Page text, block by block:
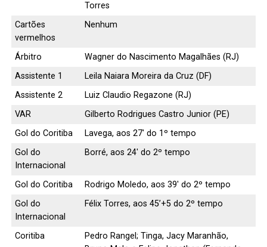
Torres
Cartões
vermelhos
Nenhum
Árbitro
Wagner do Nascimento Magalhães (RJ)
Assistente 1
Leila Naiara Moreira da Cruz (DF)
Assistente 2
Luiz Claudio Regazone (RJ)
VAR
Gilberto Rodrigues Castro Junior (PE)
Gol do Coritiba
Lavega, aos 27′ do 1º tempo
Gol do
Internacional
Borré, aos 24′ do 2º tempo
Gol do Coritiba
Rodrigo Moledo, aos 39′ do 2º tempo
Gol do
Internacional
Félix Torres, aos 45’+5 do 2º tempo
Coritiba
Pedro Rangel; Tinga, Jacy Maranhão,